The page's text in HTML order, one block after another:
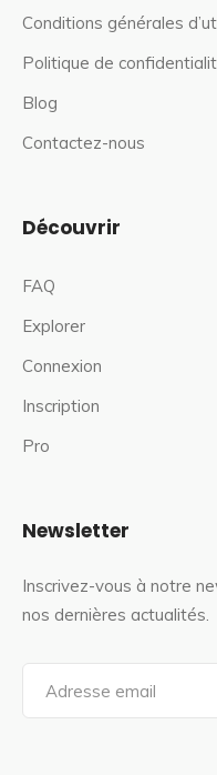
Conditions générales
Politique de
Blog
Contactez-nous
Découvrir
FAQ
Explorer
Connexion
Inscription
Pro
Newsletter
Inscrivez-vous à notre
nos dernières actualités.
a